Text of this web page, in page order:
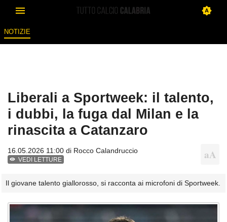
NOTIZIE
Liberali a Sportweek: il talento,
i dubbi, la fuga dal Milan e la
rinascita a Catanzaro
16.05.2026 11:00 di Rocco Calandruccio
VEDI LETTURE
Il giovane talento giallorosso, si racconta ai microfoni di Sportweek.